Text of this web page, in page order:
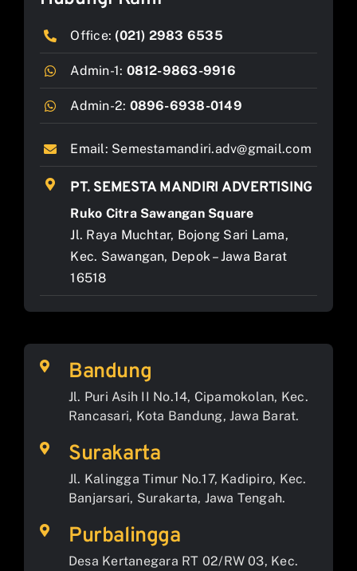
Office: (021) 2983 6535
Admin-1: 0812-9863-9916
Admin-2: 0896-6938-0149
Email: Semestamandiri.adv@gmail.com
PT. SEMESTA MANDIRI ADVERTISING
Ruko Citra Sawangan Square
Jl. Raya Muchtar, Bojong Sari Lama,
Kec. Sawangan, Depok – Jawa Barat
16518
Bandung
Jl. Puri Asih II No.14, Cipamokolan, Kec.
Rancasari, Kota Bandung, Jawa Barat.
Surakarta
Jl. Kalingga Timur No.17, Kadipiro, Kec.
Banjarsari, Surakarta, Jawa Tengah.
Purbalingga
Desa Kertanegara RT 02/RW 03, Kec.